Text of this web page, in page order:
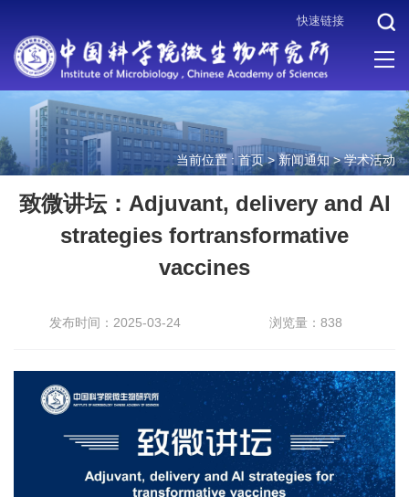
快速链接
当前位置 : 首页>新闻通知>学术活动
致微讲坛：Adjuvant, delivery and Al
strategies fortransformative
vaccines
发布时间：2025-03-24 浏览量：838